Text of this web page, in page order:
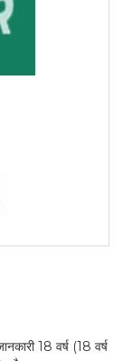
18 वर्ष (18 वर्ष